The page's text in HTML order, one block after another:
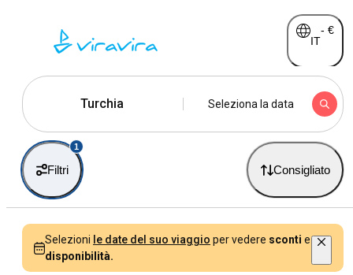
IT
- €
Turchia Seleziona la data
Filtri
1
Consigliato
Selezioni le date del suo viaggio per vedere sconti e
disponibilità.